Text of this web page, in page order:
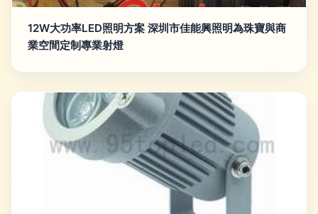
12W大功率LED照明方案 深圳市佳能興照明為珠寶與商
業空間定制專業射燈